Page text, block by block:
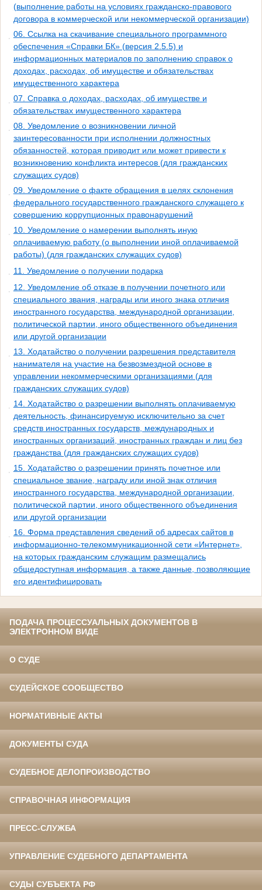
(выполнение работы на условиях гражданско-правового
договора в коммерческой или некоммерческой организации)
06. Ссылка на скачивание специального программного
обеспечения «Справки БК» (версия 2.5.5) и
информационных материалов по заполнению справок о
доходах, расходах, об имуществе и обязательствах
имущественного характера
07. Справка о доходах, расходах, об имуществе и
обязательствах имущественного характера
08. Уведомление о возникновении личной
заинтересованности при исполнении должностных
обязанностей, которая приводит или может привести к
возникновению конфликта интересов (для гражданских
служащих судов)
09. Уведомление о факте обращения в целях склонения
федерального государственного гражданского служащего к
совершению коррупционных правонарушений
10. Уведомление о намерении выполнять иную
оплачиваемую работу (о выполнении иной оплачиваемой
работы) (для гражданских служащих судов)
11. Уведомление о получении подарка
12. Уведомление об отказе в получении почетного или
специального звания, награды или иного знака отличия
иностранного государства, международной организации,
политической партии, иного общественного объединения
или другой организации
13. Ходатайство о получении разрешения представителя
нанимателя на участие на безвозмездной основе в
управлении некоммерческими организациями (для
гражданских служащих судов)
14. Ходатайство о разрешении выполнять оплачиваемую
деятельность, финансируемую исключительно за счет
средств иностранных государств, международных и
иностранных организаций, иностранных граждан и лиц без
гражданства (для гражданских служащих судов)
15. Ходатайство о разрешении принять почетное или
специальное звание, награду или иной знак отличия
иностранного государства, международной организации,
политической партии, иного общественного объединения
или другой организации
16. Форма представления сведений об адресах сайтов в
информационно-телекоммуникационной сети «Интернет»,
на которых гражданским служащим размещались
общедоступная информация, а также данные, позволяющие
его идентифицировать
ПОДАЧА ПРОЦЕССУАЛЬНЫХ ДОКУМЕНТОВ В
ЭЛЕКТРОННОМ ВИДЕ
О СУДЕ
СУДЕЙСКОЕ СООБЩЕСТВО
НОРМАТИВНЫЕ АКТЫ
ДОКУМЕНТЫ СУДА
СУДЕБНОЕ ДЕЛОПРОИЗВОДСТВО
СПРАВОЧНАЯ ИНФОРМАЦИЯ
ПРЕСС-СЛУЖБА
УПРАВЛЕНИЕ СУДЕБНОГО ДЕПАРТАМЕНТА
СУДЫ СУБЪЕКТА РФ